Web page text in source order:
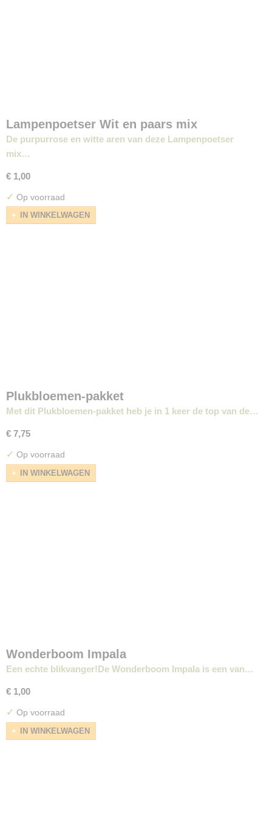
Lampenpoetser Wit en paars mix
De purpurrose en witte aren van deze Lampenpoetser
mix…
€ 1,00
✓ Op voorraad
IN WINKELWAGEN
Plukbloemen-pakket
Met dit Plukbloemen-pakket heb je in 1 keer de top van de…
€ 7,75
✓ Op voorraad
IN WINKELWAGEN
Wonderboom Impala
Een echte blikvanger!De Wonderboom Impala is een van…
€ 1,00
✓ Op voorraad
IN WINKELWAGEN